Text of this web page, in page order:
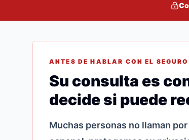
ANTES DE HABLAR CON EL SEGURO
Su consulta es
decide si puede
Muchas personas no llaman